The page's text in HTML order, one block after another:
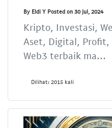
By Eldi Y Posted on 30 Jul, 2024
Kripto, Investasi,
Aset, Digital, Profit,
Web3 terbaik ma...
Dilihat: 2015 kali